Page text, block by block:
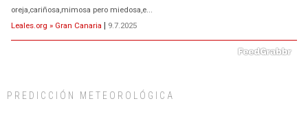
oreja,cariñosa,mimosa pero miedosa,e...
Leales.org » Gran Canaria | 9.7.2025
PREDICCIÓN METEOROLÓGICA